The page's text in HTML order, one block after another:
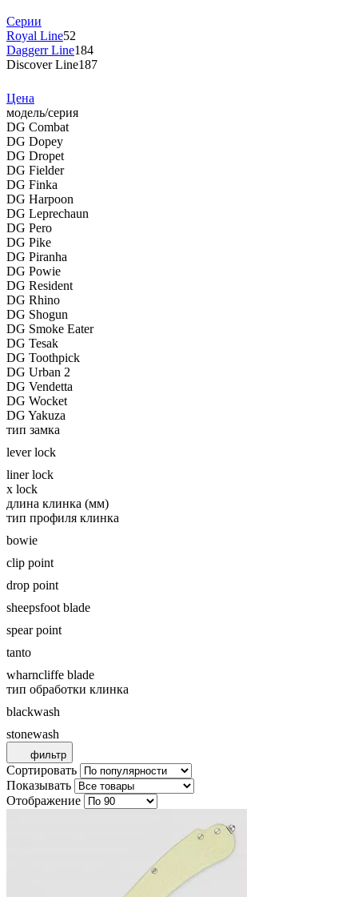
Серии
Royal Line52
Daggerr Line184
Discover Line187
Цена
модель/серия
DG Combat
DG Dopey
DG Dropet
DG Fielder
DG Finka
DG Harpoon
DG Leprechaun
DG Pero
DG Pike
DG Piranha
DG Powie
DG Resident
DG Rhino
DG Shogun
DG Smoke Eater
DG Tesak
DG Toothpick
DG Urban 2
DG Vendetta
DG Wocket
DG Yakuza
тип замка
lever lock
liner lock
x lock
длина клинка (мм)
тип профиля клинка
bowie
clip point
drop point
sheepsfoot blade
spear point
tanto
wharncliffe blade
тип обработки клинка
blackwash
stonewash
фильтр
Сортировать
Показывать
Отображение